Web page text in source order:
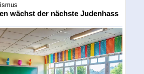
wächst der nächste Judenhass